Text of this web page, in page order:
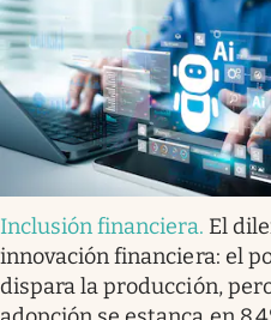
Inclusión financiera. El
innovación financiera: el
dispara la producción,